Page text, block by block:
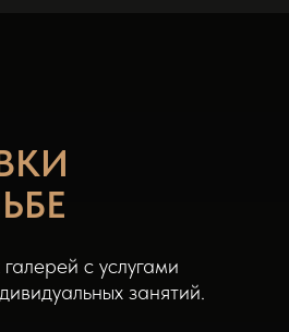
с услугами
занятий.